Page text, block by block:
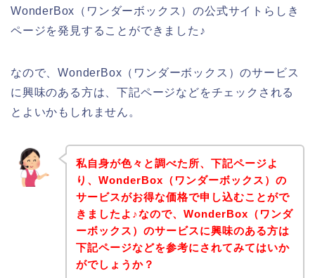
WonderBox（ワンダーボックス）の公式サイトらしき
ページを発見することができました♪
なので、WonderBox（ワンダーボックス）のサービス
に興味のある方は、下記ページなどをチェックされる
とよいかもしれません。
私自身が色々と調べた所、下記ページよ
り、WonderBox（ワンダーボックス）の
サービスがお得な価格で申し込むことがで
きましたよ♪なので、WonderBox（ワンダ
ーボックス）のサービスに興味のある方は
下記ページなどを参考にされてみてはいか
がでしょうか？